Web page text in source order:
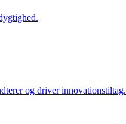
og driver innovationstiltag.